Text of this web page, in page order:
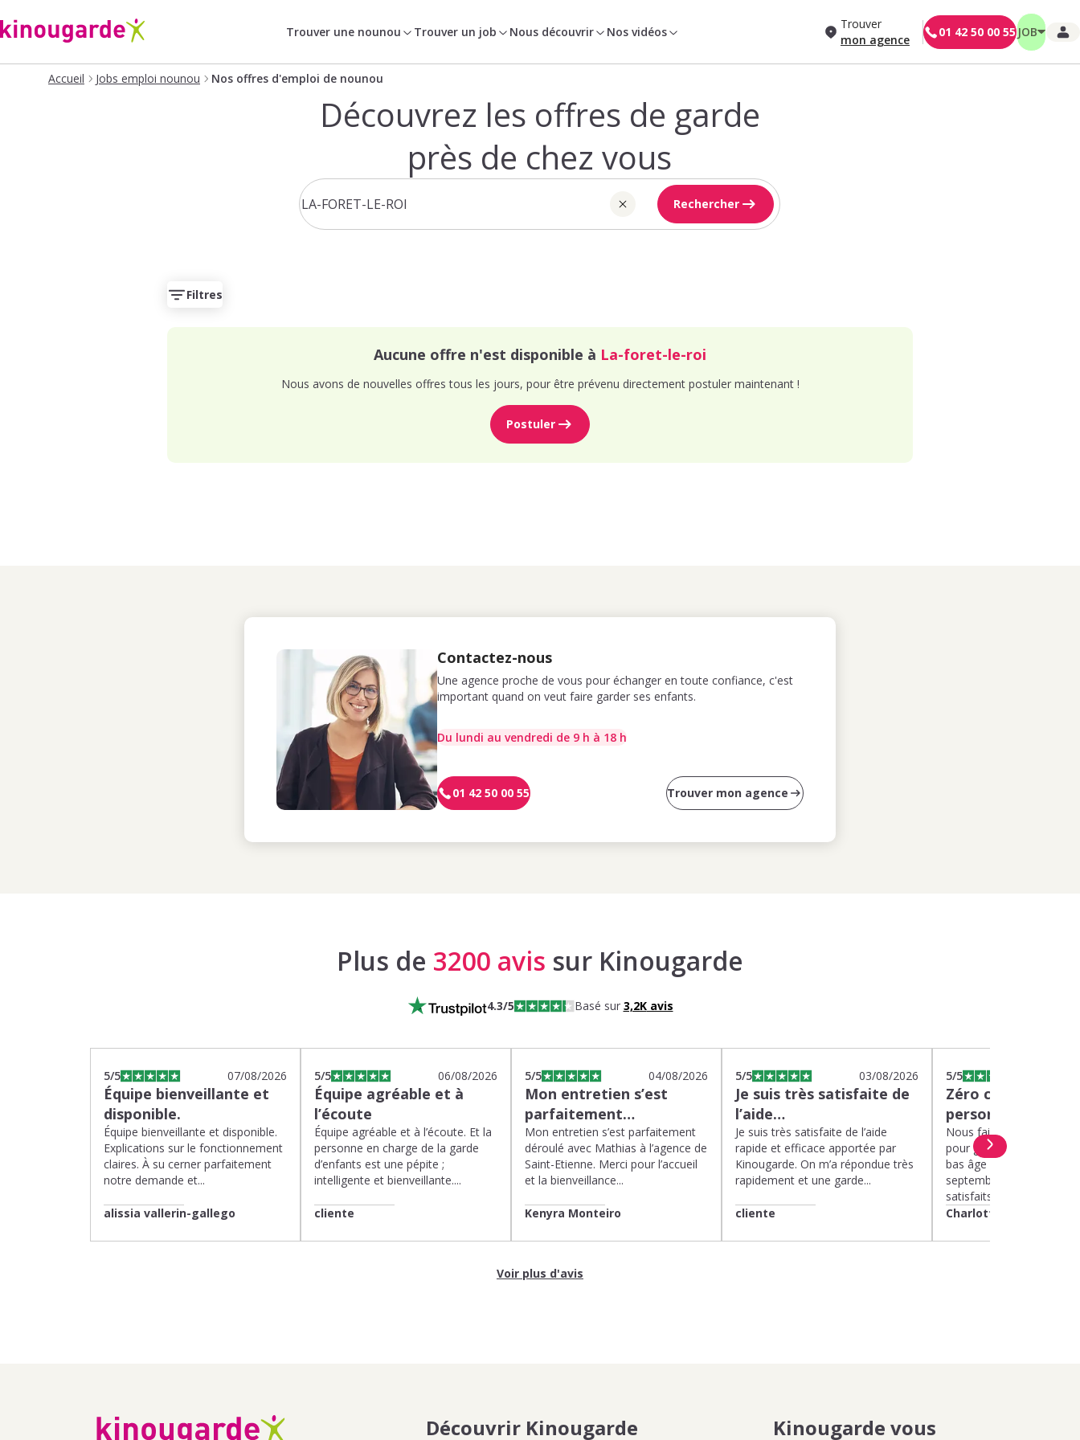
Trouver une nounou Trouver un job Nous découvrir Nos vidéos
Trouver
mon agence
01 42 50 00 55 JOB
Accueil Jobs emploi nounou Nos offres d'emploi de nounou
Découvrez les offres de garde
près de chez vous
Rechercher
Filtres
Aucune offre n'est disponible à La-foret-le-roi
Nous avons de nouvelles offres tous les jours, pour être prévenu directement postuler maintenant !
Postuler
Contactez-nous
Une agence proche de vous pour échanger en toute confiance, c'est
important quand on veut faire garder ses enfants.
Du lundi au vendredi de 9 h à 18 h
01 42 50 00 55 Trouver mon agence
Plus de 3200 avis sur Kinougarde
4.3/5 Basé sur 3,2Kavis
5/5 07/08/2026
Équipe bienveillante et
disponible.
Équipe bienveillante et disponible.
Explications sur le fonctionnement
claires. À su cerner parfaitement
notre demande et...
alissia vallerin-gallego
5/5 06/08/2026
Équipe agréable et à
l’écoute
Équipe agréable et à l’écoute. Et la
personne en charge de la garde
d’enfants est une pépite ;
intelligente et bienveillante....
cliente
5/5 04/08/2026
Mon entretien s’est
parfaitement…
Mon entretien s’est parfaitement
déroulé avec Mathias à l’agence de
Saint-Etienne. Merci pour l’accueil
et la bienveillance...
Kenyra Monteiro
5/5 03/08/2026
Je suis très satisfaite de
l’aide…
Je suis très satisfaite de l’aide
rapide et efficace apportée par
Kinougarde. On m’a répondue très
rapidement et une garde...
cliente
5/5
Zéro charge
personnel de
Nous faisons appel à
pour garder nos deux
bas âge le mercredi
septembre 2025. Nous
satisfaits....
Charlotte
Voir plus d'avis
Découvrir Kinougarde
Kinougarde vous